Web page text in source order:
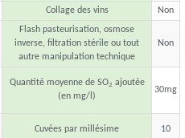
Collage des vins Non
Flash pasteurisation, osmose
inverse, filtration stérile ou tout
autre manipulation technique
Non
Quantité moyenne de SO2 ajoutée
(en mg/l)
30mg
Cuvées par millésime 10